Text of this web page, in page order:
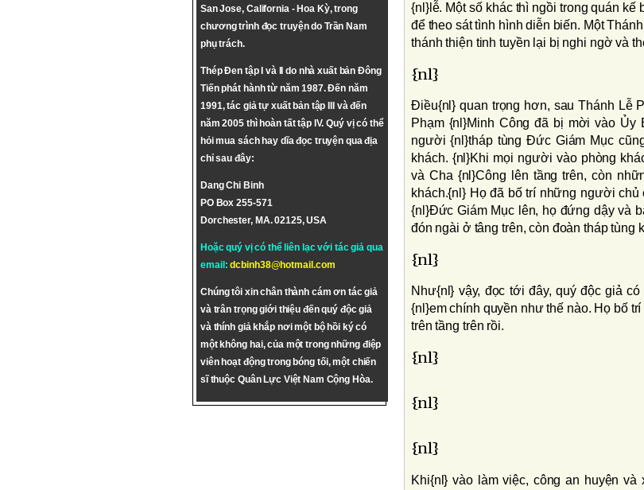
San Jose, California - Hoa Kỳ, trong
chương trình đọc truyện do Trần Nam
phụ trách.
Thép Đen tập I và II do nhà xuất bản Đông
Tiến phát hành từ năm 1987. Đến năm
1991, tác giả tự xuất bản tập III và đến
năm 2005 thì hoàn tất tập IV. Quý vị có thể
hỏi mua sách hay dĩa đọc truyện qua địa
chỉ sau đây:
Dang Chi Binh
PO Box 255-571
Dorchester, MA. 02125, USA
Hoặc quý vị có thể liên lạc với tác giả qua
email:dcbinh38@hotmail.com
Chúng tôi xin chân thành cám ơn tác giả
và trân trọng giới thiệu đến quý độc giả
và thính giả khắp nơi một bộ hồi ký có
một không hai, của một trong những điệp
viên hoạt động trong bóng tối, một chiến
sĩ thuộc Quân Lực Việt Nam Cộng Hòa.
{nl}lễ. Một số khác thì ngồi trong quán
để theo sát tình hình diễn biến. Một
thánh thiện tinh tuyền lại bị nghi ngờ và
{nl}
Ðiều{nl} quan trọng hơn, sau Thánh Lễ
Phạm {nl}Minh Công đã bị mời vào Ủy
người {nl}tháp tùng Ðức Giám Mục
khách. {nl}Khi mọi người vào phòng
và Cha {nl}Công lên tầng trên, còn
khách.{nl} Họ đã bố trí những người
{nl}Ðức Giám Mục lên, họ đứng dậy và
đón ngài ở tâng trên, còn đoàn tháp tùng
{nl}
Như{nl} vậy, đọc tới đây, quý độc giả
{nl}em chính quyền như thế nào. Họ bố
trên tầng trên rồi.
{nl}
{nl}
{nl}
Khi{nl} vào làm việc, công an huyện và